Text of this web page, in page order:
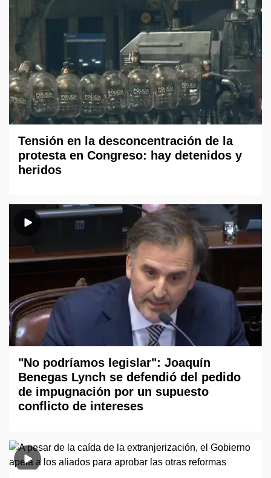
Tensión en la desconcentración de la
protesta en Congreso: hay detenidos y
heridos
"No podríamos legislar": Joaquín
Benegas Lynch se defendió del pedido
de impugnación por un supuesto
conflicto de intereses